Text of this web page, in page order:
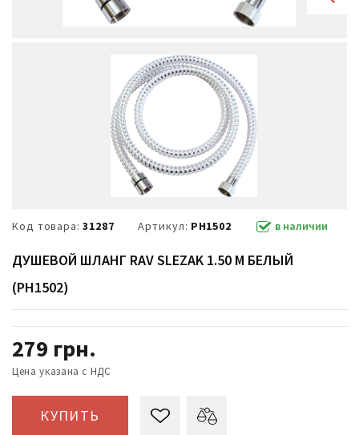
Код товара: 31287 Артикул: PH1502 в наличии
ДУШЕВОЙ ШЛАНГ RAV SLEZAK 1.50 М БЕЛЫЙ
(PH1502)
279 грн.
Цена указана с НДС
КУПИТЬ